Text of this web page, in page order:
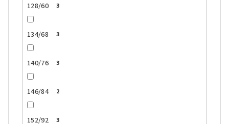
128/60 3
134/68 3
140/76 3
146/84 2
152/92 3